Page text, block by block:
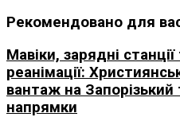
Рекомендовано для
Мавіки, зарядні
реанімації:
вантаж на
напрямки